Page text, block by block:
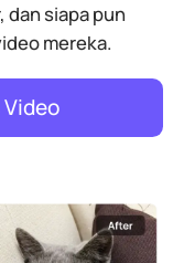
dan siapa pun
mereka.